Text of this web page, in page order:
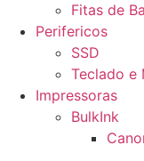
Fitas de
Perifericos
SSD
Teclado e
Impressoras
BulkInk